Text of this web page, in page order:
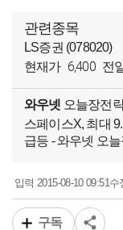
관련종목
LS증권 (078020)
현재가 6,400 전
와우넷 오늘장전
스페이스X, 최대
급등 - 와우넷 오
입력2015-08-10 09:51수
구독